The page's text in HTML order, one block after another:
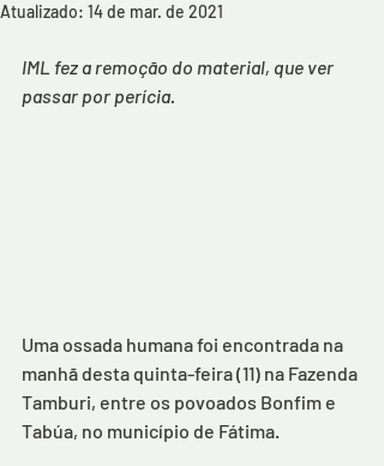
Atualizado: 14 de mar. de 2021
IML fez a remoção do material, que ver
passar por perícia.
Uma ossada humana foi encontrada na
manhã desta quinta-feira (11) na Fazenda
Tamburi, entre os povoados Bonfim e
Tabúa, no município de Fátima.